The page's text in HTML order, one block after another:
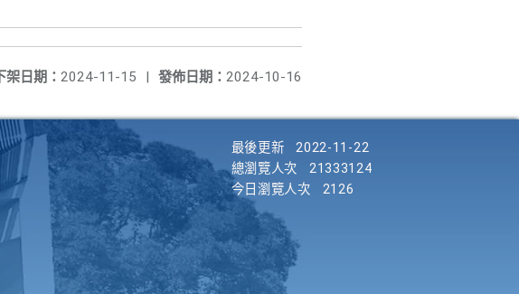
發佈日期： 2024-10-16
架日期： 2024-11-15 |
最後更新
2022-11-22
總瀏覽人次
21333124
今日瀏覽人次
2126